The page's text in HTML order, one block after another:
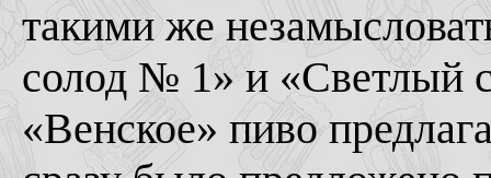
такими же
солод № 1» и «Светлый
«Венское» пиво